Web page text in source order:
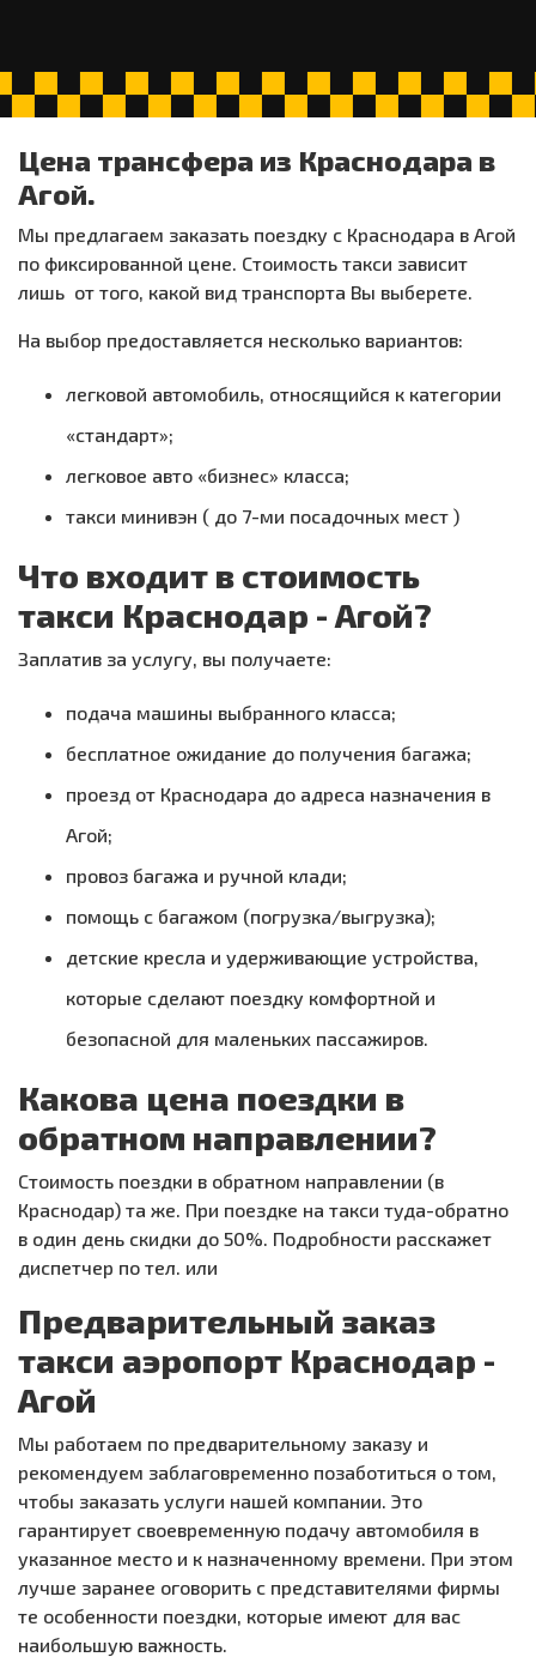
Цена трансфера из Краснодара в
Агой.
Мы предлагаем заказать поездку с Краснодара в Агой
по фиксированной цене. Стоимость такси зависит
лишь от того, какой вид транспорта Вы выберете.
На выбор предоставляется несколько вариантов:
легковой автомобиль, относящийся к категории
«стандарт»;
легковое авто «бизнес» класса;
такси минивэн ( до 7-ми посадочных мест )
Что входит в стоимость
такси Краснодар - Агой?
Заплатив за услугу, вы получаете:
подача машины выбранного класса;
бесплатное ожидание до получения багажа;
проезд от Краснодара до адреса назначения в
Агой;
провоз багажа и ручной клади;
помощь с багажом (погрузка/выгрузка);
детские кресла и удерживающие устройства,
которые сделают поездку комфортной и
безопасной для маленьких пассажиров.
Какова цена поездки в
обратном направлении?
Стоимость поездки в обратном направлении (в
Краснодар) та же. При поездке на такси туда-обратно
в один день скидки до 50%. Подробности расскажет
диспетчер по тел. или
Предварительный заказ
такси аэропорт Краснодар -
Агой
Мы работаем по предварительному заказу и
рекомендуем заблаговременно позаботиться о том,
чтобы заказать услуги нашей компании. Это
гарантирует своевременную подачу автомобиля в
указанное место и к назначенному времени. При этом
лучше заранее оговорить с представителями фирмы
те особенности поездки, которые имеют для вас
наибольшую важность.